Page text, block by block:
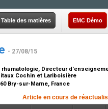
Table des matières EMC Démo
- 27/08/15
Directeur
Cochin et Lariboisière
Bry-sur-Marne, France
Article en cours de